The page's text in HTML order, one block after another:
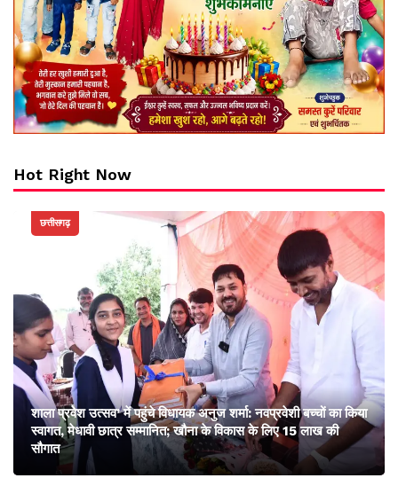
Hot Right Now
छत्तीसगढ़
शाला प्रवेश उत्सव’ में पहुंचे विधायक अनुज शर्मा: नवप्रवेशी बच्चों का किया
स्वागत, मेधावी छात्र सम्मानित; खौना के विकास के लिए 15 लाख की
सौगात